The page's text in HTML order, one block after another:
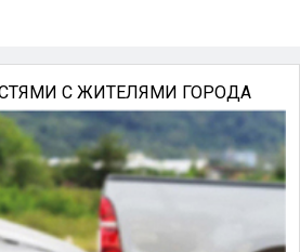
С ЖИТЕЛЯМИ ГОРОДА